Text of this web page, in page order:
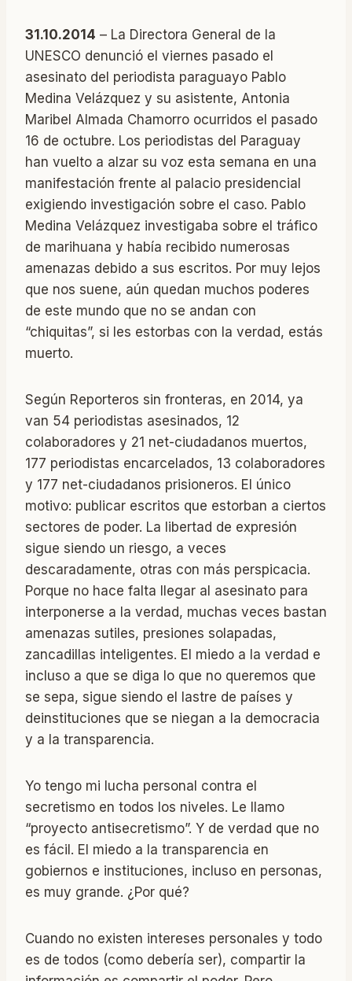
31.10.2014 – La Directora General de la
UNESCO denunció el viernes pasado el
asesinato del periodista paraguayo Pablo
Medina Velázquez y su asistente, Antonia
Maribel Almada Chamorro ocurridos el pasado
16 de octubre. Los periodistas del Paraguay
han vuelto a alzar su voz esta semana en una
manifestación frente al palacio presidencial
exigiendo investigación sobre el caso. Pablo
Medina Velázquez investigaba sobre el tráfico
de marihuana y había recibido numerosas
amenazas debido a sus escritos. Por muy lejos
que nos suene, aún quedan muchos poderes
de este mundo que no se andan con
“chiquitas”, si les estorbas con la verdad, estás
muerto.
Según Reporteros sin fronteras, en 2014, ya
van 54 periodistas asesinados, 12
colaboradores y 21 net-ciudadanos muertos,
177 periodistas encarcelados, 13 colaboradores
y 177 net-ciudadanos prisioneros. El único
motivo: publicar escritos que estorban a ciertos
sectores de poder. La libertad de expresión
sigue siendo un riesgo, a veces
descaradamente, otras con más perspicacia.
Porque no hace falta llegar al asesinato para
interponerse a la verdad, muchas veces bastan
amenazas sutiles, presiones solapadas,
zancadillas inteligentes. El miedo a la verdad e
incluso a que se diga lo que no queremos que
se sepa, sigue siendo el lastre de países y
deinstituciones que se niegan a la democracia
y a la transparencia.
Yo tengo mi lucha personal contra el
secretismo en todos los niveles. Le llamo
“proyecto antisecretismo”. Y de verdad que no
es fácil. El miedo a la transparencia en
gobiernos e instituciones, incluso en personas,
es muy grande. ¿Por qué?
Cuando no existen intereses personales y todo
es de todos (como debería ser), compartir la